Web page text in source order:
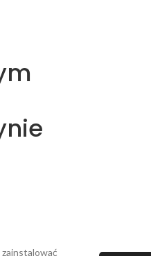
zainstalować